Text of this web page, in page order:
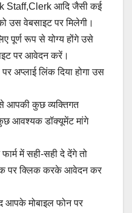
Staff,Clerk आदि जैसी कई
उस वेबसाइट पर मिलेगी।
पूर्ण रूप से योग्य होंगे उसे
पर आवेदन करें।
अप्लाई लिंक दिया होगा उस
आपकी कुछ व्यक्तिगत
आवश्यक डॉक्यूमेंट मांगे
में सही-सही दे देंगे तो
पर क्लिक करके आवेदन कर
मोबाइल फोन पर